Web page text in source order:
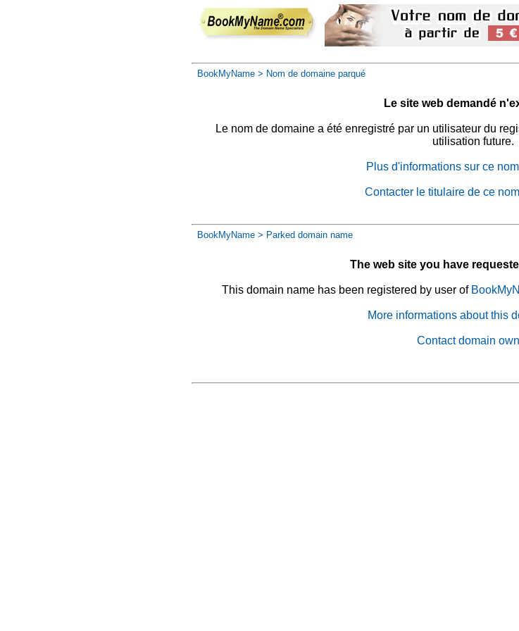
BookMyName > Nom de domaine parqué
Le site web demandé
Le nom de domaine a été enregistré par un utilisateur du
utilisation future.
Plus d'informations sur ce
Contacter le titulaire de ce
BookMyName > Parked domain name
The web site you have
This domain name has been registered by user of
More informations about this
Contact domain